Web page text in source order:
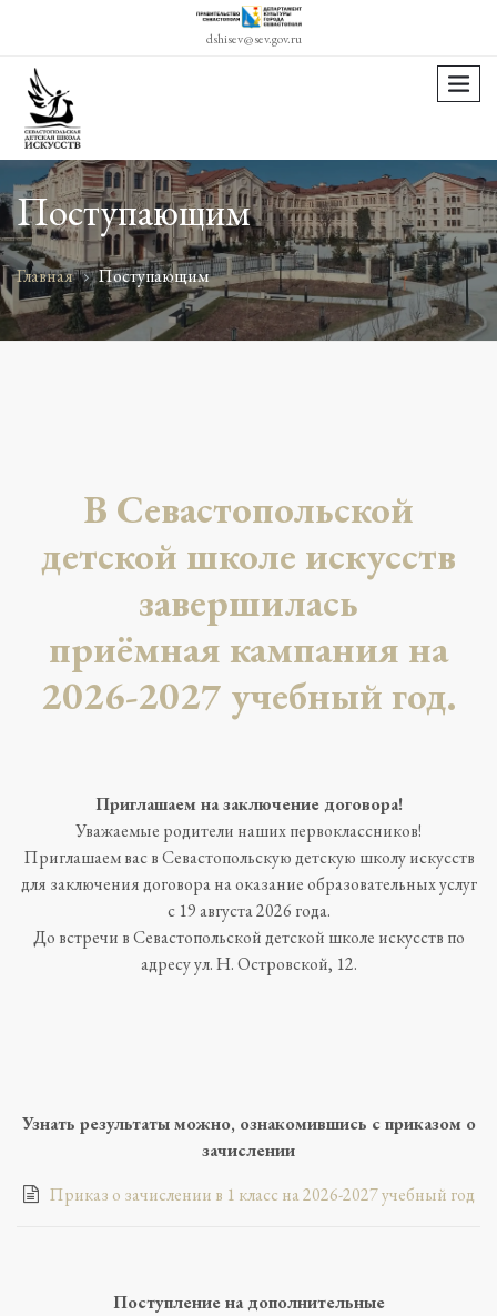
dshisev@sev.gov.ru
menu
Поступающим
Главная Поступающим
В Севастопольской
детской школе искусств
завершилась
приёмная кампания на
2026-2027 учебный год.
Приглашаем на заключение договора!
Уважаемые родители наших первоклассников!
Приглашаем вас в Севастопольскую детскую школу искусств
для заключения договора на оказание образовательных услуг
с 19 августа 2026 года.
До встречи в Севастопольской детской школе искусств по
адресу ул. Н. Островской, 12.
Узнать результаты можно, ознакомившись с приказом о
зачислении
Приказ о зачислении в 1 класс на 2026-2027 учебный год
Поступление на дополнительные